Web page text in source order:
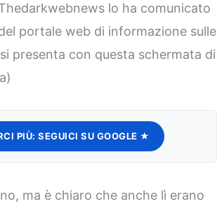
lo ha comunicato
portale web di informazione sulle
presenta con questa schermata di
PIÙ: SEGUICI SU GOOGLE ★
ma è chiaro che anche lì erano